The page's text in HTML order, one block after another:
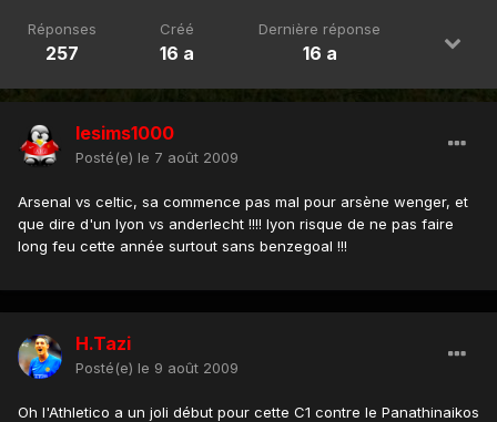
Réponses
257
Créé
16 a
Dernière réponse
16 a
lesims1000
Posté(e) le 7 août 2009
Arsenal vs celtic, sa commence pas mal pour arsène wenger, et
que dire d'un lyon vs anderlecht !!!! lyon risque de ne pas faire
long feu cette année surtout sans benzegoal !!!
H.Tazi
Posté(e) le 9 août 2009
Oh l'Athletico a un joli début pour cette C1 contre le Panathinaikos